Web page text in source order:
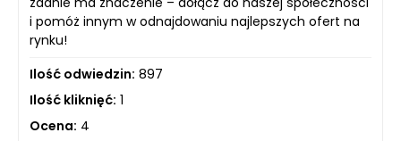
i pomóż innym w odnajdowaniu najlepszych ofert na
rynku!
Ilość odwiedzin: 897
Ilość kliknięć: 1
Ocena: 4